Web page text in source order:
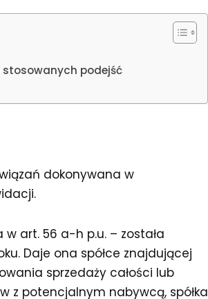
podejść
dokonywana w
art. 56 a-h p.u. – została
Daje ona spółce znajdującej
sprzedaży całości lub
z potencjalnym nabywcą, spółka